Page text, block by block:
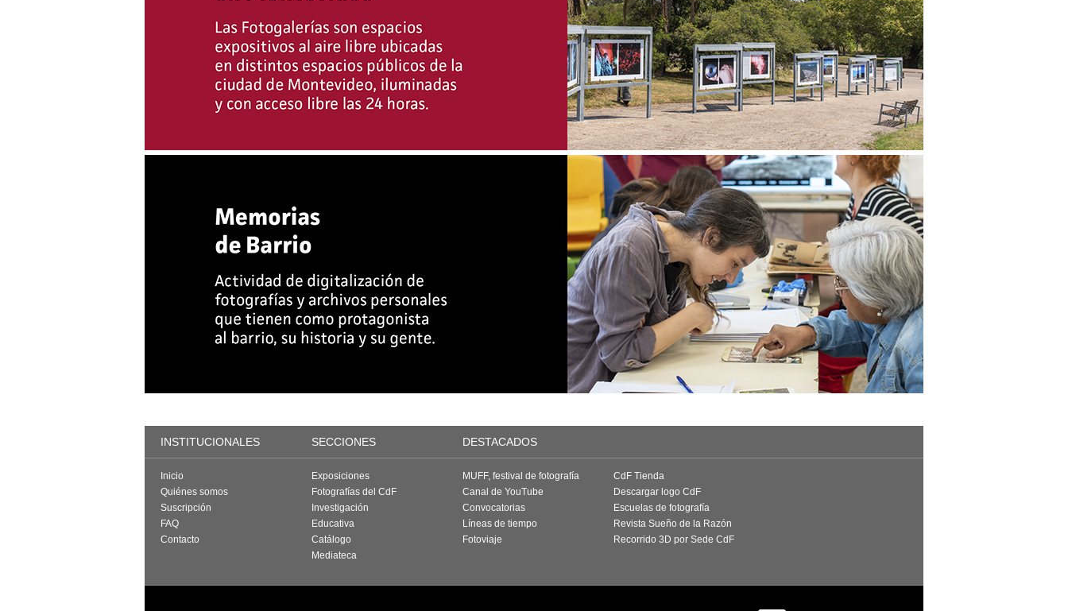
INSTITUCIONALES SECCIONES DESTACADOS
Inicio
Quiénes somos
Suscripción
FAQ
Contacto
Exposiciones
Fotografías del CdF
Investigación
Educativa
Catálogo
Mediateca
MUFF, festival de fotografía
Canal de YouTube
Convocatorias
Líneas de tiempo
Fotoviaje
CdF Tienda
Descargar logo CdF
Escuelas de fotografía
Revista Sueño de la Razón
Recorrido 3D por Sede CdF